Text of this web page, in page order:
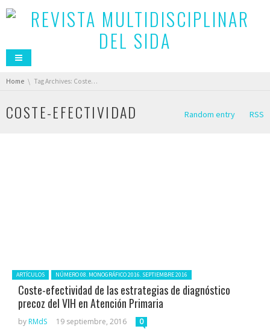
You are here:
Home Tag Archives: Coste-efectividad
COSTE-EFECTIVIDAD Random entry RSS
Posted in:
ARTÍCULOS NÚMERO 08. MONOGRÁFICO 2016. SEPTIEMBRE 2016
Coste-efectividad de las estrategias de diagnóstico
precoz del VIH en Atención Primaria
by RMdS 19 septiembre, 2016 0